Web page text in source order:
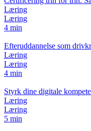
Læring
Læring
4 min
Efteruddannelse som
Læring
Læring
4 min
Styrk dine digitale
Læring
Læring
5 min